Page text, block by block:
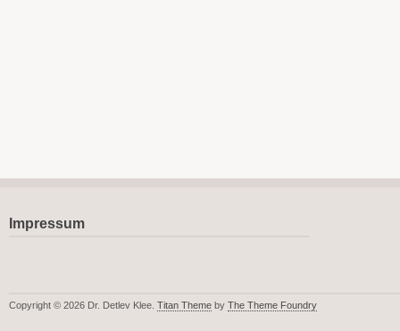
Impressum
Copyright © 2026 Dr. Detlev Klee. Titan Theme by The Theme Foundry